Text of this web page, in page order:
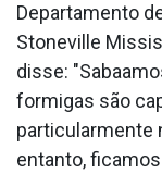
Departamento
Stoneville
disse:
formigas são
particularmente
entanto,